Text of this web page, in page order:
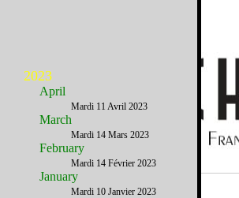
Voir cet email sur le site
2023
April
Mardi 11 Avril 2023
March
Mardi 14 Mars 2023
February
Mardi 14 Février 2023
January
Mardi 10 Janvier 2023